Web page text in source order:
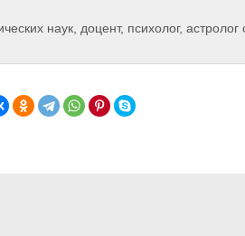
наук, доцент, психолог,